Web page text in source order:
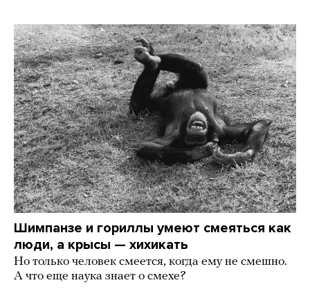
Шимпанзе и гориллы умеют смеяться как
люди, а крысы — хихикать
Но только человек смеется, когда ему не смешно.
А что еще наука знает о смехе?